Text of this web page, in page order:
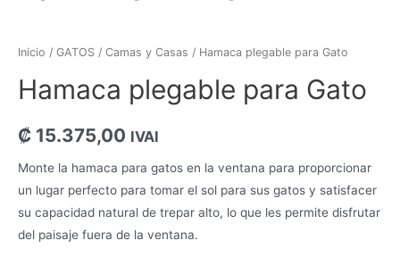
Inicio / GATOS / Camas y Casas / Hamaca plegable para Gato
Hamaca plegable para Gato
₡ 15.375,00 IVAI
Monte la hamaca para gatos en la ventana para proporcionar
un lugar perfecto para tomar el sol para sus gatos y satisfacer
su capacidad natural de trepar alto, lo que les permite disfrutar
del paisaje fuera de la ventana.